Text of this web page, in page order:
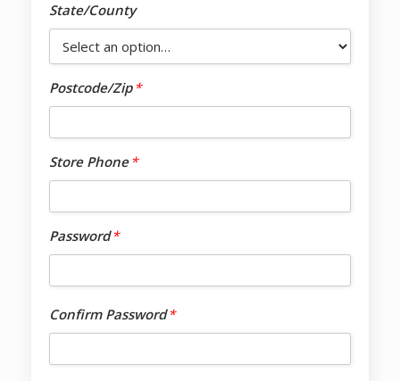
State/County
Postcode/Zip *
Store Phone *
Password*
Confirm Password*